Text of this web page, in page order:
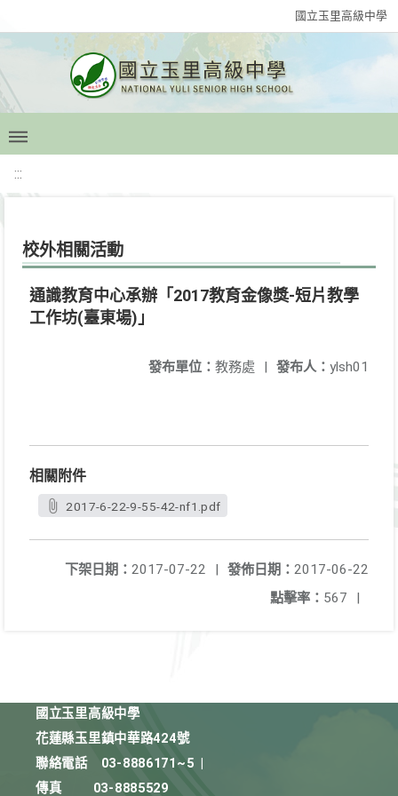
國立玉里高級中學
:::
校外相關活動
通識教育中心承辦「2017教育金像獎-短片教學
工作坊(臺東場)」
發布人： ylsh01
發布單位： 教務處 |
相關附件
2017-6-22-9-55-42-nf1.pdf
發佈日期： 2017-06-22
下架日期： 2017-07-22
|
點擊率： 567 |
國立玉里高級中學
花蓮縣玉里鎮中華路424號
聯絡電話
03-8886171~5
傳真
03-8885529